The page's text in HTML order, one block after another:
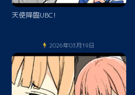
天使降臨UBC!
2026年03月19日